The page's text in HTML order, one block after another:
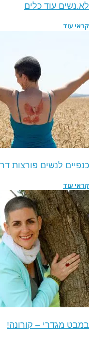
לא.נשים עוד כלים
קראי עוד
כנפיים לנשים פורצות
קראי עוד
במבט מגדרי – קורונה!